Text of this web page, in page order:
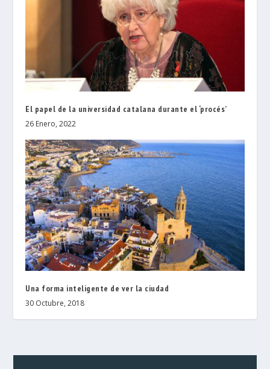
El papel de la universidad catalana durante el ‘procés’
26 Enero, 2022
Una forma inteligente de ver la ciudad
30 Octubre, 2018